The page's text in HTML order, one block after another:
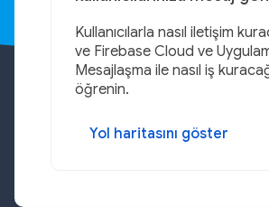
Kullanıcılarla nasıl iletişim
ve Firebase Cloud ve
Mesajlaşma ile nasıl iş
öğrenin.
Yol haritasını göster